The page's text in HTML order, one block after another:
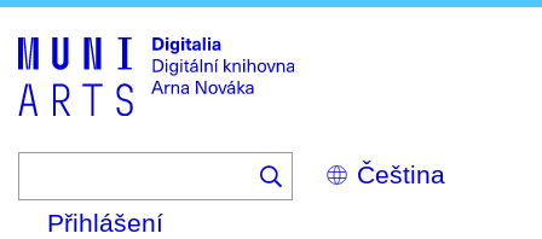
Select
your
Přihlášení